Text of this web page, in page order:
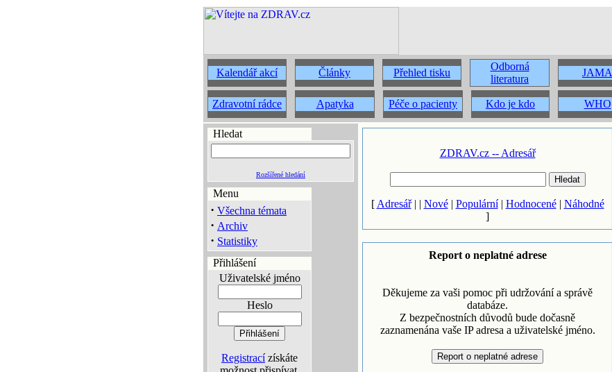
Kalendář akcí Články Přehled tisku
Odborná
literatura
JAMA
Zdravotní rádce Apatyka Péče o pacienty Kdo je kdo WHO
Hledat
Rozšířené hledání
Menu
· Všechna témata
· Archiv
· Statistiky
Přihlášení
Uživatelské jméno
Heslo
Registracízískáte
ZDRAV.cz -- Adresář
[ Adresář| | Nové| Populární| Hodnocené| Náhodné
]
Report o neplatné adrese
Děkujeme za vaši pomoc při udržování a správě
databáze.
Z bezpečnostních důvodů bude dočasně
zaznamenána vaše IP adresa a uživatelské jméno.